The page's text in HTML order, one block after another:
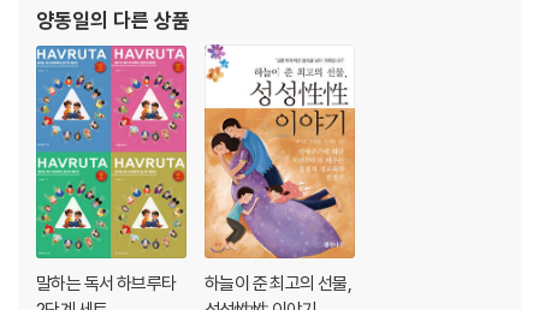
촉진하기
제3장 질문과 해석의 예시 및 쉬우르
1. 제1권 친절천사의 제안
2. 제2권 왕명을 어긴 이유
3. 제3권 절망하지 않은 이유
4. 제4권 그릇 안에 담긴 술
5. 제5권 병든 사자의 깨달음
양동일의 다른 상품
말하는 독서 하브루타
하늘이 준 최고의 선물,